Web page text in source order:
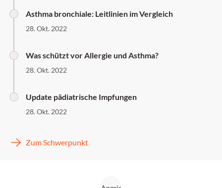
Asthma bronchiale: Leitlinien im Vergleich
28. Okt. 2022
Was schützt vor Allergie und Asthma?
28. Okt. 2022
Update pädiatrische Impfungen
28. Okt. 2022
Zum Schwerpunkt